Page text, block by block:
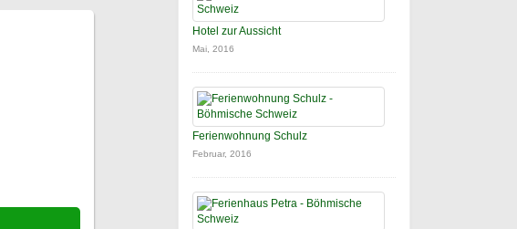
Hotel zur Aussicht
Mai, 2016
Ferienwohnung Schulz
Februar, 2016